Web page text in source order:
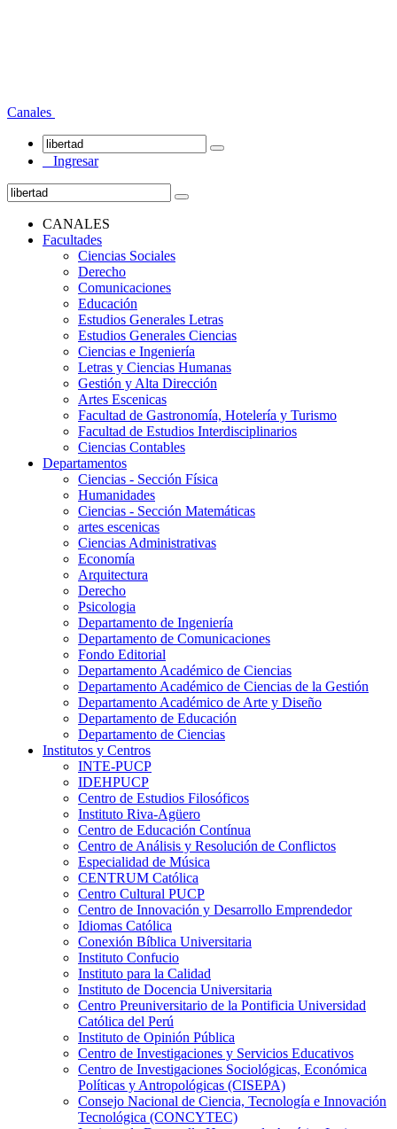
Canales
Ingresar
CANALES
Facultades
Ciencias Sociales
Derecho
Comunicaciones
Educación
Estudios Generales Letras
Estudios Generales Ciencias
Ciencias e Ingeniería
Letras y Ciencias Humanas
Gestión y Alta Dirección
Artes Escenicas
Facultad de Gastronomía, Hotelería y Turismo
Facultad de Estudios Interdisciplinarios
Ciencias Contables
Departamentos
Ciencias - Sección Física
Humanidades
Ciencias - Sección Matemáticas
artes escenicas
Ciencias Administrativas
Economía
Arquitectura
Derecho
Psicologia
Departamento de Ingeniería
Departamento de Comunicaciones
Fondo Editorial
Departamento Académico de Ciencias
Departamento Académico de Ciencias de la Gestión
Departamento Académico de Arte y Diseño
Departamento de Educación
Departamento de Ciencias
Institutos y Centros
INTE-PUCP
IDEHPUCP
Centro de Estudios Filosóficos
Instituto Riva-Agüero
Centro de Educación Contínua
Centro de Análisis y Resolución de Conflictos
Especialidad de Música
CENTRUM Católica
Centro Cultural PUCP
Centro de Innovación y Desarrollo Emprendedor
Idiomas Católica
Conexión Bíblica Universitaria
Instituto Confucio
Instituto para la Calidad
Instituto de Docencia Universitaria
Centro Preuniversitario de la Pontificia Universidad
Católica del Perú
Instituto de Opinión Pública
Centro de Investigaciones y Servicios Educativos
Centro de Investigaciones Sociológicas, Económica
Políticas y Antropológicas (CISEPA)
Consejo Nacional de Ciencia, Tecnología e Innovación
Tecnológica (CONCYTEC)